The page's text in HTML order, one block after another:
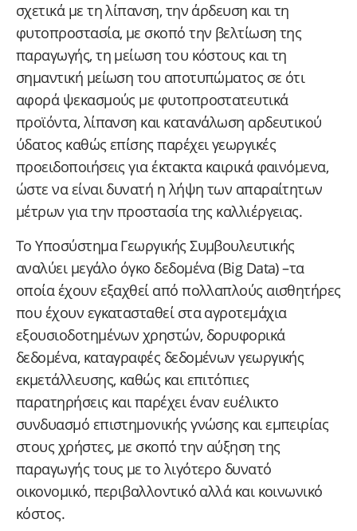
σχετικά με τη λίπανση, την άρδευση και τη
φυτοπροστασία, με σκοπό την βελτίωση της
παραγωγής, τη μείωση του κόστους και τη
σημαντική μείωση του αποτυπώματος σε ότι
αφορά ψεκασμούς με φυτοπροστατευτικά
προϊόντα, λίπανση και κατανάλωση αρδευτικού
ύδατος καθώς επίσης παρέχει γεωργικές
προειδοποιήσεις για έκτακτα καιρικά φαινόμενα,
ώστε να είναι δυνατή η λήψη των απαραίτητων
μέτρων για την προστασία της καλλιέργειας.
Το Υποσύστημα Γεωργικής Συμβουλευτικής
αναλύει μεγάλο όγκο δεδομένα (Big Data) –τα
οποία έχουν εξαχθεί από πολλαπλούς αισθητήρες
που έχουν εγκατασταθεί στα αγροτεμάχια
εξουσιοδοτημένων χρηστών, δορυφορικά
δεδομένα, καταγραφές δεδομένων γεωργικής
εκμετάλλευσης, καθώς και επιτόπιες
παρατηρήσεις και παρέχει έναν ευέλικτο
συνδυασμό επιστημονικής γνώσης και εμπειρίας
στους χρήστες, με σκοπό την αύξηση της
παραγωγής τους με το λιγότερο δυνατό
οικονομικό, περιβαλλοντικό αλλά και κοινωνικό
κόστος.